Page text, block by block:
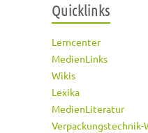
Quicklinks
Lerncenter
MedienLinks
Wikis
Lexika
MedienLiteratur
Verpackungstechnik-